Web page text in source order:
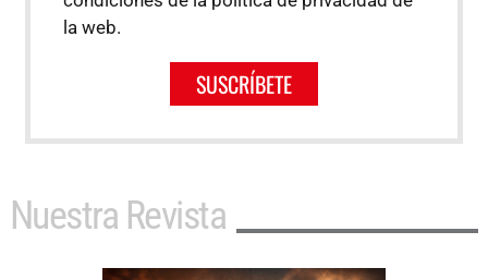
la web.
SUSCRÍBETE
Nuestra Revista